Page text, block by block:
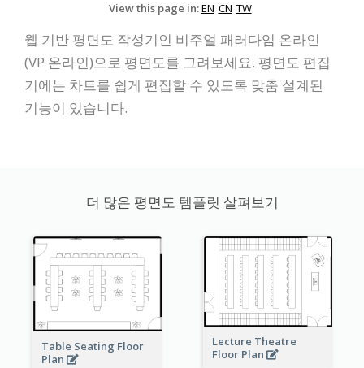
View this page in:EN CN TW
웹 기반 평면도 작성기인 비주얼 패러다임 온라인
(VP 온라인)으로 평면도를 그려보세요. 평면도 편집
기에는 차트를 쉽게 편집할 수 있도록 맞춤 설계된
기능이 있습니다.
더 많은 평면도 템플릿 살펴보기
Table Seating Floor
Plan
Lecture Theatre
Floor Plan